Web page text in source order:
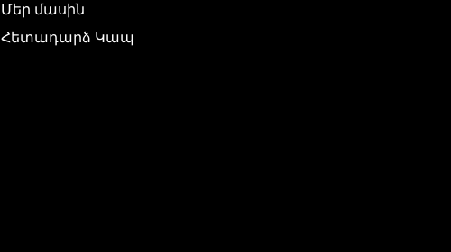
Մեր մասին
Հետադարձ Կապ